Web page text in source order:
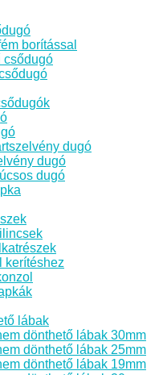
borítással
csődugó
dugó
dugó
dugó
kerítéshez
lábak
dönthető lábak 30mm
dönthető lábak 25mm
dönthető lábak 19mm